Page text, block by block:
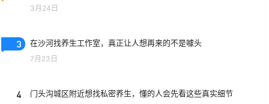
3月24日
3 在沙河找养生工作室，真正让人想再来的不是噱头
7月23日
4 门头沟城区附近想找私密养生，懂的人会先看这些真实细节